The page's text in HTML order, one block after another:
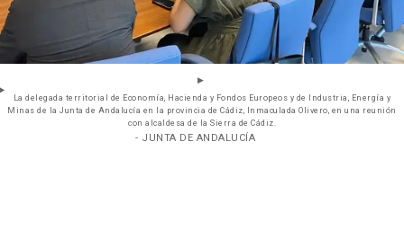
La delegada territorial de Economía, Hacienda y Fondos Europeos y de Industria, Energía y
Minas de la Junta de Andalucía en la provincia de Cádiz, Inmaculada Olivero, en una reunión
con alcaldesa de la Sierra de Cádiz.
- JUNTA DE ANDALUCÍA